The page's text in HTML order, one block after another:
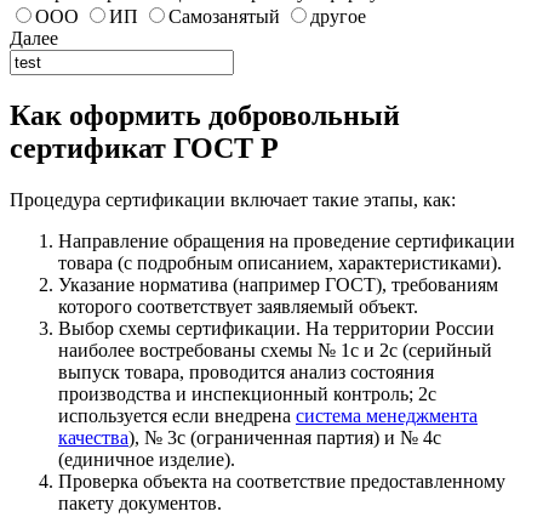
ООО
ИП Самозанятый
другое
Далее
Как оформить добровольный
сертификат ГОСТ Р
Процедура сертификации включает такие этапы, как:
Направление обращения на проведение сертификации
товара (с подробным описанием, характеристиками).
Указание норматива (например ГОСТ), требованиям
которого соответствует заявляемый объект.
Выбор схемы сертификации. На территории России
наиболее востребованы схемы № 1с и 2с (серийный
выпуск товара, проводится анализ состояния
производства и инспекционный контроль; 2с
используется если внедрена система менеджмента
качества), № 3с (ограниченная партия) и № 4с
(единичное изделие).
Проверка объекта на соответствие предоставленному
пакету документов.